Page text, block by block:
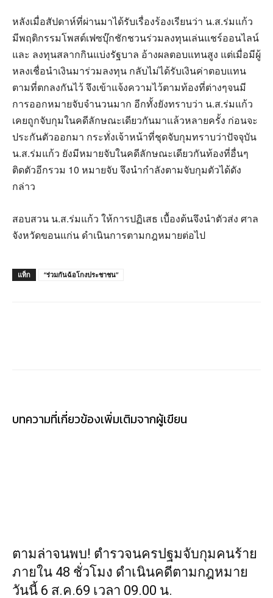
หลังเมื่อสัปดาห์ที่ผ่านมาได้รับเรื่องร้องเรียนว่า น.ส.ร่มแก้ว
มีพฤติกรรมโพสต์เฟซบุ๊กชักชวนร่วมลงทุนเล่นแชร์ออนไลน์
และ ลงทุนสลากกินแบ่งรัฐบาล อ้างผลตอบแทนสูง แต่เมื่อมีผู้
หลงเชื่อนำเงินมาร่วมลงทุน กลับไม่ได้รับเงินค่าตอบแทน
ตามที่ตกลงกันไว้ จึงเข้าแจ้งความไว้ตามท้องที่ต่างๆจนมี
การออกหมายจับจำนวนมาก อีกทั้งยังทราบว่า น.ส.ร่มแก้ว
เคยถูกจับกุมในคดีลักษณะเดียวกันมาแล้วหลายครั้ง ก่อนจะ
ประกันตัวออกมา กระทั่งเจ้าหน้าที่ชุดจับกุมทราบว่าปัจจุบัน
น.ส.ร่มแก้ว ยังมีหมายจับในคดีลักษณะเดียวกันท้องที่อื่นๆ
ติดตัวอีกรวม 10 หมายจับ จึงนำกำลังตามจับกุมตัวได้ดัง
กล่าว
สอบสวน น.ส.ร่มแก้ว ให้การปฏิเสธ เบื้องต้นจึงนำตัวส่ง ศาล
จังหวัดขอนแก่น ดำเนินการตามกฎหมายต่อไป
แท็ก “ร่วมกันฉ้อโกงประชาชน”
บทความที่เกี่ยวข้องเพิ่มเติมจากผู้เขียน
ตามล่าจนพบ! ตำรวจนครปฐมจับกุมคนร้าย
ภายใน 48 ชั่วโมง ดำเนินคดีตามกฎหมาย
วันนี้ 6 ส.ค.69 เวลา 09.00 น.